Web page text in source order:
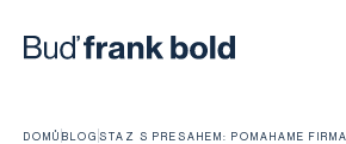
DOMŮ BLOG